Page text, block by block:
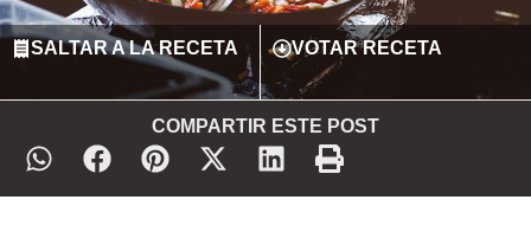
SALTAR A LA RECETA VOTAR RECETA
COMPARTIR ESTE POST